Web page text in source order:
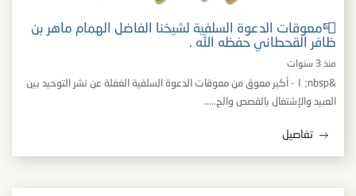
📮معوقات الدعوة السلفية لشيخنا الفاضل الهمام ماهر بن
ظافر القحطاني حفظه الله .
منذ 3 سنوات
&nbsp; ١ - أكبر معوق من معوقات الدعوة السلفية الغفلة عن نشر التوحيد بين
العبيد والإشتغال بالقصص والح.....
تفاصيل